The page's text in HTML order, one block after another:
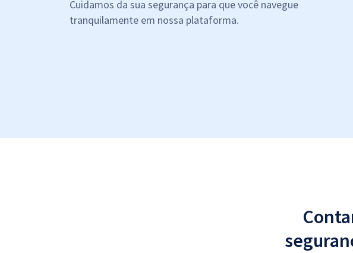
Cuidamos da sua segurança para que você navegue
tranquilamente em nossa plataforma.